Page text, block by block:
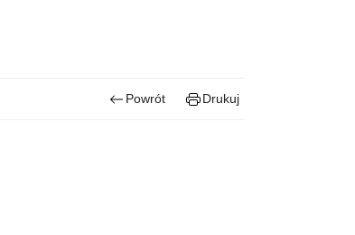
Powrót Drukuj